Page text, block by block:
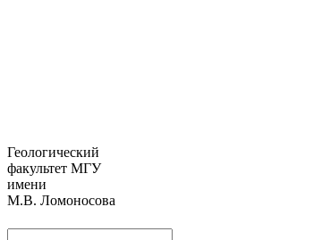
Геологический
факультет МГУ
имени
М.В. Ломоносова